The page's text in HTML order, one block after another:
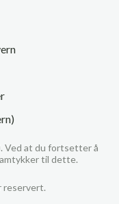
reservert.
Ved at du fortsetter å
til dette.